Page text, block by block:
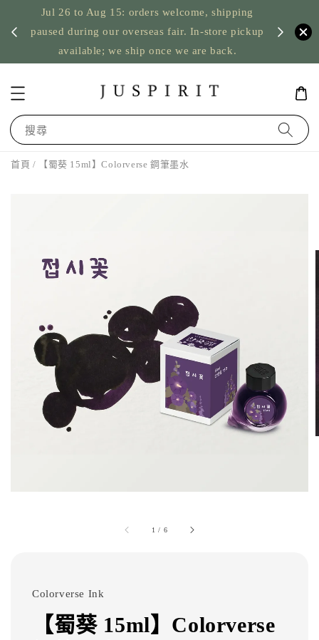
Jul 26 to Aug 15: orders welcome, shipping
paused during our overseas fair. In-store pickup
available; we ship once we are back.
US
搜尋
首頁 / 【蜀葵 15ml】Colorverse 鋼筆墨水
1 / 6
Colorverse Ink
【蜀葵 15ml】Colorverse